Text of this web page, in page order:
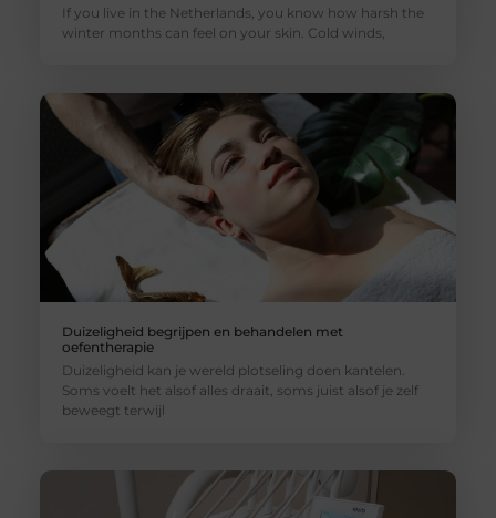
If you live in the Netherlands, you know how harsh the
winter months can feel on your skin. Cold winds,
Duizeligheid begrijpen en behandelen met
oefentherapie
Duizeligheid kan je wereld plotseling doen kantelen.
Soms voelt het alsof alles draait, soms juist alsof je zelf
beweegt terwijl